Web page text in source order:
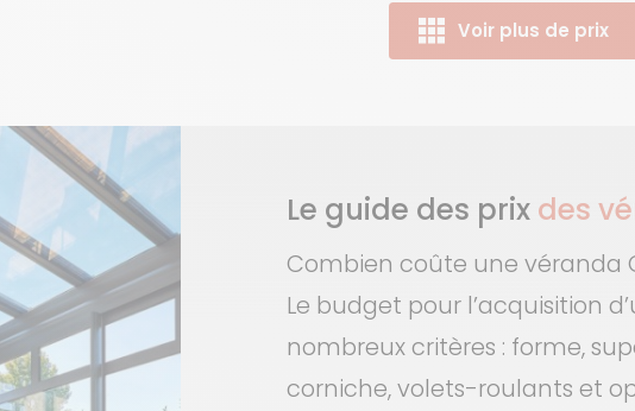
Voir plus de prix
Le guide des prix des
Combien coûte une véranda
Le budget pour l’acquisition
nombreux critères : forme,
corniche, volets-roulants et